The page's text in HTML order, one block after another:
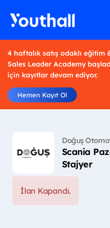
4 haftalık satış odaklı
Sales Leader Academy
için kayıtlar devam ediyor.
Hemen Kayıt Ol
Doğuş
Scania
Stajyer
İlan Kapandı.